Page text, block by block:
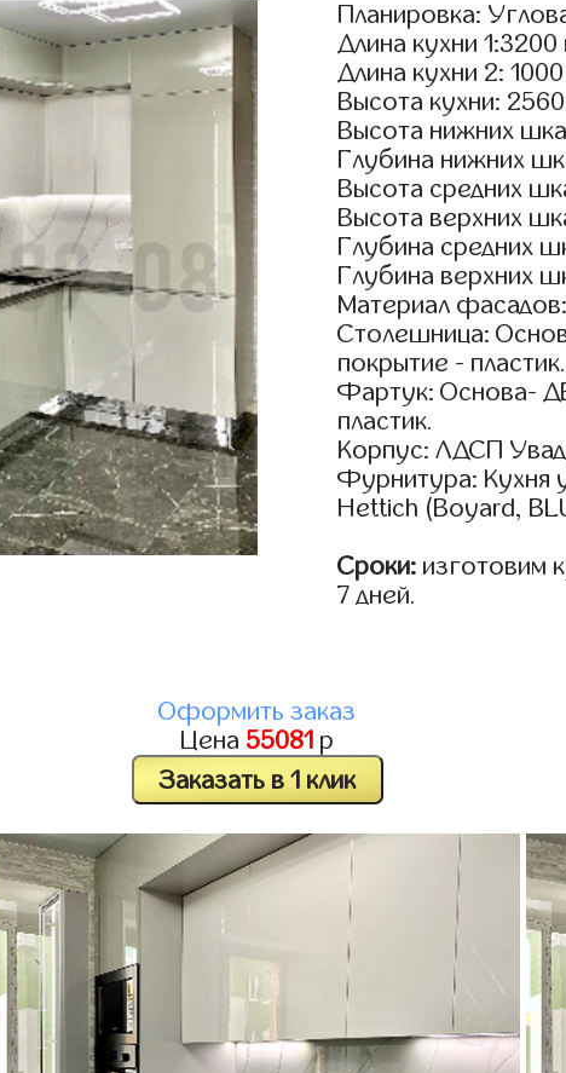
Планировка:
Длина кухни 1:3200
Длина кухни 2:
Высота кухни:
Высота нижних
Глубина нижних
Высота средних
Высота верхних
Глубина средних
Глубина верхних
Материал
Столешница:
покрытие - пластик.
Фартук: Основа-
пластик.
Корпус: ЛДСП
Фурнитура: Кухня
Hettich (Boyard,
Сроки: изготовим
7 дней.
Оформить заказ
Цена 55081 р
Заказать в 1 клик